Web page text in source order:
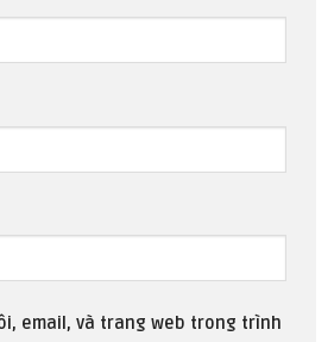
email, và trang web trong trình